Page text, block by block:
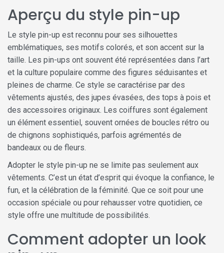
Aperçu du style pin-up
Le style pin-up est reconnu pour ses silhouettes
emblématiques, ses motifs colorés, et son accent sur la
taille. Les pin-ups ont souvent été représentées dans l’art
et la culture populaire comme des figures séduisantes et
pleines de charme. Ce style se caractérise par des
vêtements ajustés, des jupes évasées, des tops à pois et
des accessoires originaux. Les coiffures sont également
un élément essentiel, souvent ornées de boucles rétro ou
de chignons sophistiqués, parfois agrémentés de
bandeaux ou de fleurs.
Adopter le style pin-up ne se limite pas seulement aux
vêtements. C’est un état d’esprit qui évoque la confiance, le
fun, et la célébration de la féminité. Que ce soit pour une
occasion spéciale ou pour rehausser votre quotidien, ce
style offre une multitude de possibilités.
Comment adopter un look